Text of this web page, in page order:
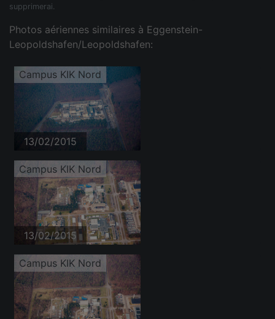
supprimerai.
Photos aériennes similaires à Eggenstein-
Leopoldshafen/Leopoldshafen:
Campus KIK Nord
13/02/2015
Campus KIK Nord
13/02/2015
Campus KIK Nord